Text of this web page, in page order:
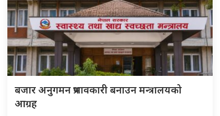
बजार अनुगमन प्रभावकारी बनाउन मन्त्रालयको
आग्रह